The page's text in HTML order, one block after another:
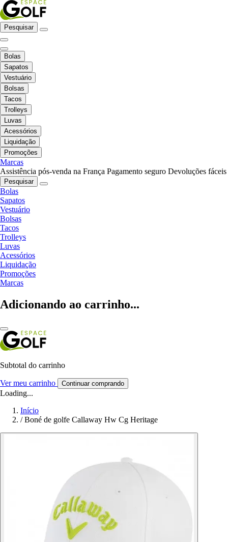
Pesquisar
Bolas
Sapatos
Vestuário
Bolsas
Tacos
Trolleys
Luvas
Acessórios
Liquidação
Promoções
Marcas
Assistência pós-venda na França Pagamento seguro Devoluções fáceis
Pesquisar
Bolas
Sapatos
Vestuário
Bolsas
Tacos
Trolleys
Luvas
Acessórios
Liquidação
Promoções
Marcas
Adicionando ao carrinho...
Subtotal do carrinho
Ver meu carrinho Continuar comprando
Loading...
Início
/ Boné de golfe Callaway Hw Cg Heritage